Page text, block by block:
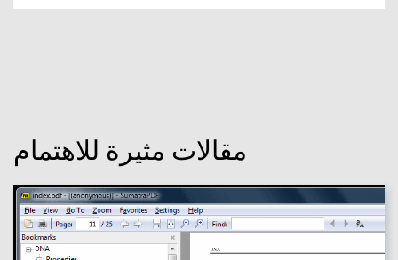
مقالات مثيرة للاهتمام